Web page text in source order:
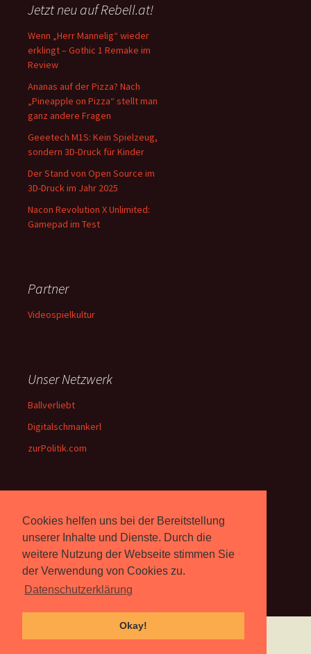
Cookies helfen uns bei der Bereitstellung
unserer Inhalte und Dienste. Durch die
weitere Nutzung der Webseite stimmen Sie
der Verwendung von Cookies zu.
Datenschutzerklärung
Okay!
Jetzt neu auf Rebell.at!
Wenn „Herr Mannelig“ wieder
erklingt – Gothic 1 Remake im
Review
Ananas auf der Pizza? Nach
„Pineapple on Pizza“ stellt man
ganz andere Fragen
Geeetech M1S: Kein Spielzeug,
sondern 3D-Druck für Kinder
Der Stand von Open Source im
3D-Druck im Jahr 2025
Nacon Revolution X Unlimited:
Gamepad im Test
Partner
Videospielkultur
Unser Netzwerk
Ballverliebt
Digitalschmankerl
zurPolitik.com
Über Uns
Rebell.atberichtet seit 2003
unabhängig über Computer-
und Videospiele. ( Impressum )